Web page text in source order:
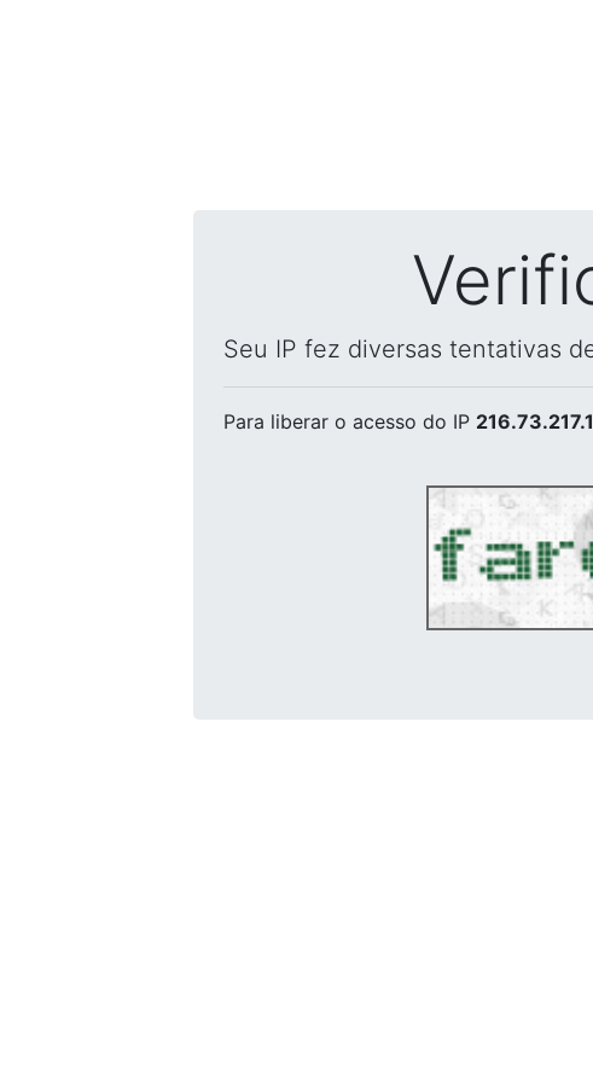
Seu IP fez diversas tentativas
Para liberar o acesso do IP